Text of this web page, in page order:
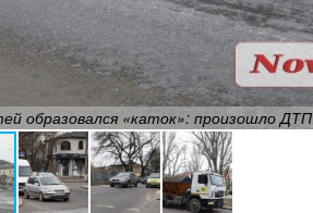
образовался «каток»: произошло ДТП